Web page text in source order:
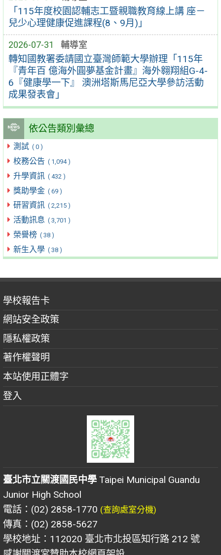
「115年度校園認輔志工暨親職教育線上講 座－
兒少心理健康促進課程(8、9月)」
2026-07-31 輔導室
轉知國教署委請國立臺灣師範大學辦理「115年
『青年百 億海外圓夢基金計畫』海外翱翔組G-4-
6『健康學一下』 澳洲塔斯馬尼亞大學參訪活動
成果發表會」
依公告類別彙總
測試 ( 0 )
校務公告 ( 1,094 )
升學資訊 ( 432 )
獎助學金 ( 69 )
研習資訊 ( 2,215 )
活動訊息 ( 3,701 )
榮譽榜 ( 38 )
新生入學 ( 38 )
學校報告卡
網站安全政策
隱私權政策
著作權聲明
本站使用正體字
登入
臺北市立關渡國民中學 Taipei Municipal Guandu
Junior High School
電話：(02) 2858-1770 (查詢處室分機)
傳真：(02) 2858-5627
學校地址：112020 臺北市北投區知行路 212 號